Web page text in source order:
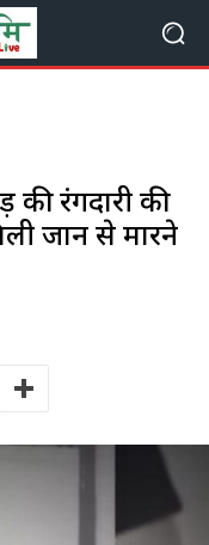
की रंगदारी की
जान से मारने